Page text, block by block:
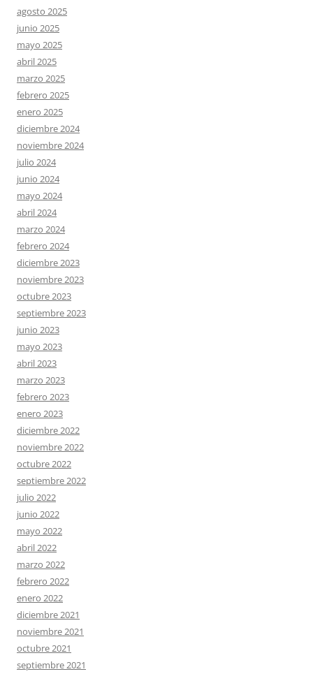
agosto 2025
junio 2025
mayo 2025
abril 2025
marzo 2025
febrero 2025
enero 2025
diciembre 2024
noviembre 2024
julio 2024
junio 2024
mayo 2024
abril 2024
marzo 2024
febrero 2024
diciembre 2023
noviembre 2023
octubre 2023
septiembre 2023
junio 2023
mayo 2023
abril 2023
marzo 2023
febrero 2023
enero 2023
diciembre 2022
noviembre 2022
octubre 2022
septiembre 2022
julio 2022
junio 2022
mayo 2022
abril 2022
marzo 2022
febrero 2022
enero 2022
diciembre 2021
noviembre 2021
octubre 2021
septiembre 2021